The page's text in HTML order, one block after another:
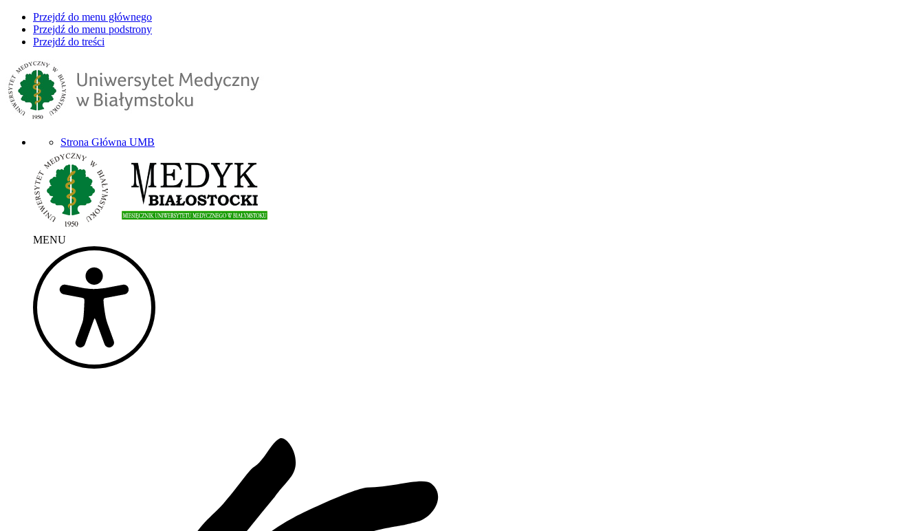
Przejdź do menu głównego
Przejdź do menu podstrony
Przejdź do treści
Strona Główna UMB
MENU